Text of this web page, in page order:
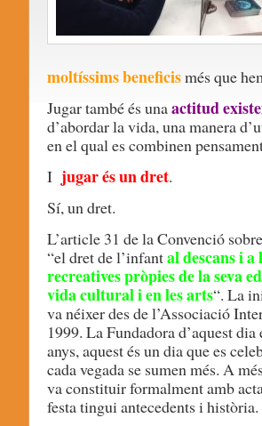
moltíssims beneficismés que
Jugar també és unaactitud
d’abordar la vida, una manera
en el qual es combinen
I jugar és un dret.
Sí, un dret.
L’article 31 de la Convenció
“el dret de l’infantal descans i
recreatives pròpies de la seva
vida cultural i en les arts“. La
va néixer des de l’Associació
1999. La Fundadora d’aquest
anys, aquest és un dia que es
cada vegada se sumen més. A
va constituir formalment amb
festa tingui antecedents i història.